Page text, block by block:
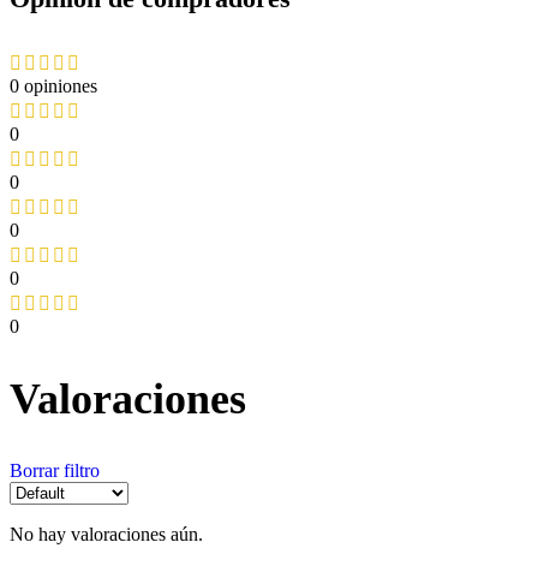
0 opiniones
0
0
0
0
0
Valoraciones
Borrar filtro
No hay valoraciones aún.